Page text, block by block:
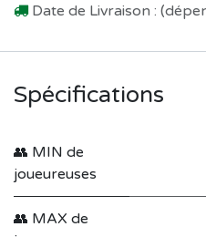
Date de Livraison :
Spécifications
👥 MIN de
joueureuses
👥 MAX de